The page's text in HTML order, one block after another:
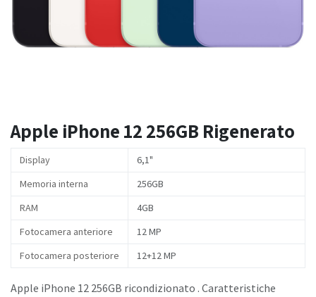
Apple iPhone 12 256GB Rigenerato
Display
6,1"
Memoria interna
256GB
RAM
4GB
Fotocamera anteriore
12 MP
Fotocamera posteriore
12+12 MP
Apple iPhone 12 256GB ricondizionato . Caratteristiche